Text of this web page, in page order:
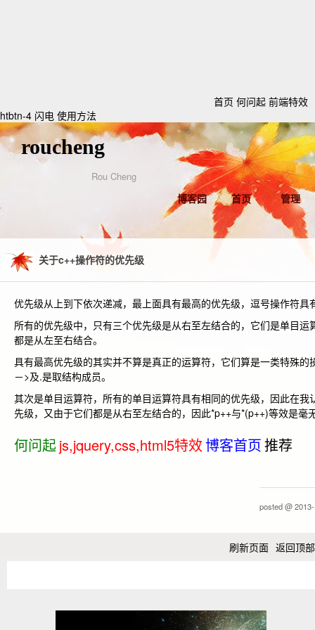
首页 何问起 前端特效
htbtn-4 闪电 使用方法
roucheng
Rou Cheng
博客园 首页 管理
关于c++操作符的优先级
优先级从上到下依次递减，最上面具有最高的优先级，逗号操作符具
所有的优先级中，只有三个优先级是从右至左结合的，它们是单目
都是从左至右结合。
具有最高优先级的其实并不算是真正的运算符，它们算是一类特殊
－>及.是取结构成员。
其次是单目运算符，所有的单目运算符具有相同的优先级，因此在
先级，又由于它们都是从右至左结合的，因此*p++与*(p++)等效是毫
何问起js,jquery,css,html5特效博客首页推荐
posted @
刷新页面 返回顶部